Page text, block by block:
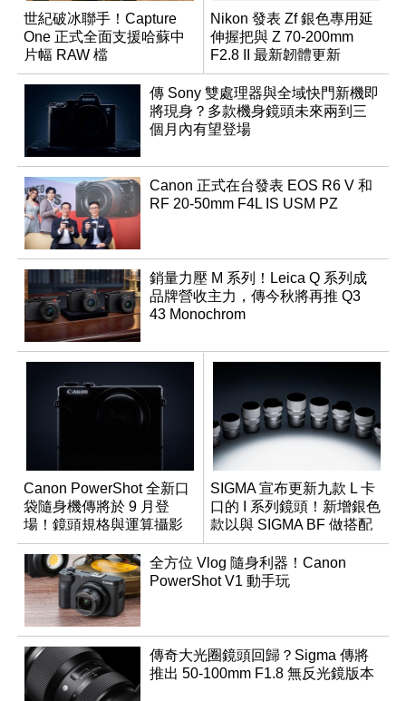
世紀破冰聯手！Capture
One 正式全面支援哈蘇中
片幅 RAW 檔
Nikon 發表 Zf 銀色專用延
伸握把與 Z 70-200mm
F2.8 II 最新韌體更新
傳 Sony 雙處理器與全域快門新機即
將現身？多款機身鏡頭未來兩到三
個月內有望登場
Canon 正式在台發表 EOS R6 V 和
RF 20-50mm F4L IS USM PZ
銷量力壓 M 系列！Leica Q 系列成
品牌營收主力，傳今秋將再推 Q3
43 Monochrom
Canon PowerShot 全新口
袋隨身機傳將於 9 月登
場！鏡頭規格與運算攝影
升級成為焦點
SIGMA 宣布更新九款 L 卡
口的 I 系列鏡頭！新增銀色
款以與 SIGMA BF 做搭配
全方位 Vlog 隨身利器！Canon
PowerShot V1 動手玩
傳奇大光圈鏡頭回歸？Sigma 傳將
推出 50-100mm F1.8 無反光鏡版本